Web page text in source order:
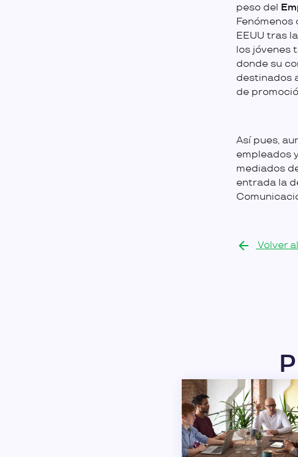
peso del
Fenómenos
EEUU tras
los jóvenes
donde su
destinados
de
Así pues,
empleados
mediados
entrada la
Volver